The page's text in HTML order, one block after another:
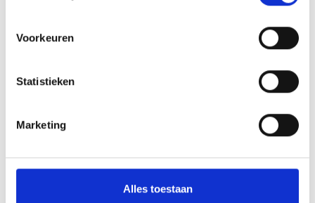
Voorkeuren
Statistieken
Marketing
Alles toestaan
RECENT NIEUWS
Overwinning op Mierlo Hout